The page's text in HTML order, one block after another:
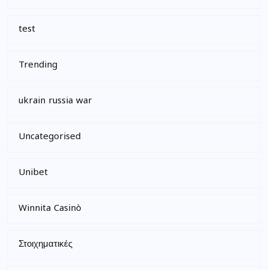
test
Trending
ukrain russia war
Uncategorised
Unibet
Winnita Casinò
Στοιχηματικές